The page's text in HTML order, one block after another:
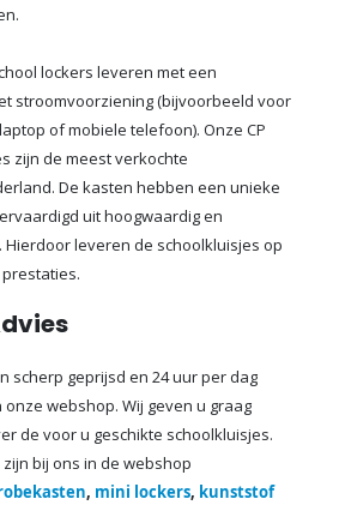
lockers leveren met een
stroomvoorziening (bijvoorbeeld voor
of mobiele telefoon). Onze CP
zijn de meest verkochte
De kasten hebben een unieke
uit hoogwaardig en
leveren de schoolkluisjes op
scherp geprijsd en 24 uur per dag
webshop. Wij geven u graag
de voor u geschikte schoolkluisjes.
bij ons in de webshop
, mini lockers, kunststof